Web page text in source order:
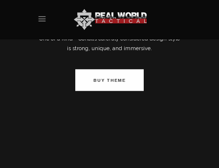
STYLE
One of a kind - Conall’s carefuly considered design style
is strong, unique, and immersive.
BUY THEME